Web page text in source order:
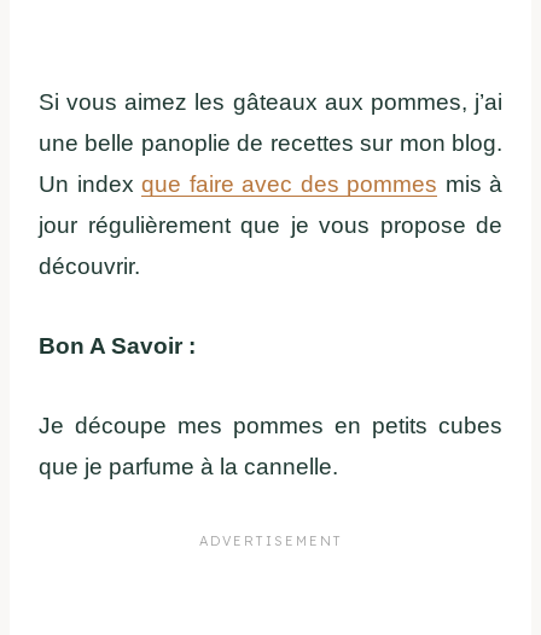
Si vous aimez les gâteaux aux pommes, j’ai
une belle panoplie de recettes sur mon blog.
Un index que faire avec des pommes mis à
jour régulièrement que je vous propose de
découvrir.
Bon A Savoir :
Je découpe mes pommes en petits cubes
que je parfume à la cannelle.